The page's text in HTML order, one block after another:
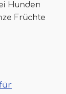
Hunden
Früchte